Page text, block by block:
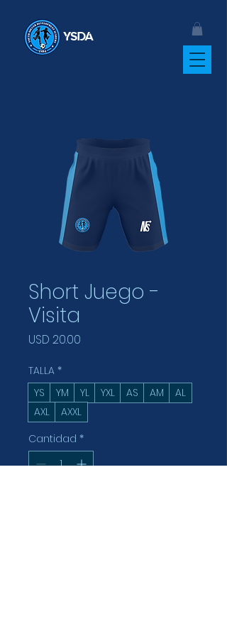
YSDA
Short Juego -
Visita
USD 20.00
TALLA *
YS
YM YL YXL AS AM
AL
AXL
AXXL
Cantidad *